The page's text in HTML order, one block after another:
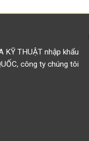
KỸ THUẬT nhập khẩu
công ty chúng tôi